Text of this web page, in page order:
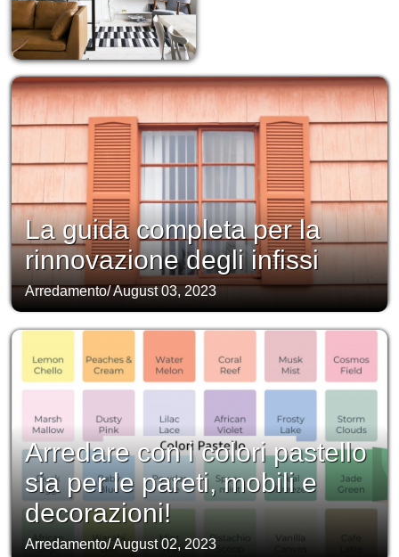
La guida completa per la
rinnovazione degli infissi
Arredamento/August 03, 2023
Arredare con i colori pastello
sia per le pareti, mobili e
decorazioni!
Arredamento/August 02, 2023